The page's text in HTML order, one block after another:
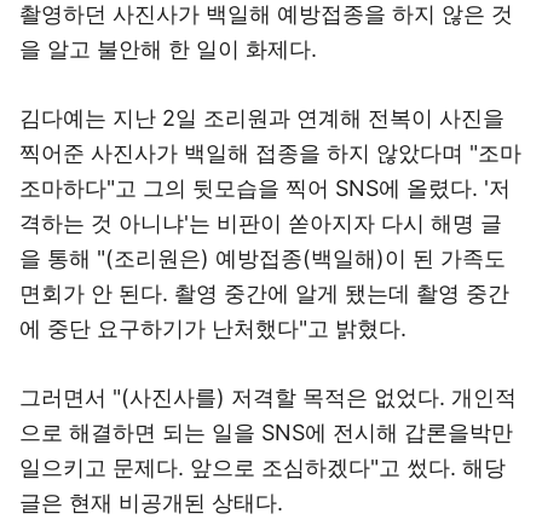
촬영하던 사진사가 백일해 예방접종을 하지 않은 것
을 알고 불안해 한 일이 화제다.
김다예는 지난 2일 조리원과 연계해 전복이 사진을
찍어준 사진사가 백일해 접종을 하지 않았다며 "조마
조마하다"고 그의 뒷모습을 찍어 SNS에 올렸다. '저
격하는 것 아니냐'는 비판이 쏟아지자 다시 해명 글
을 통해 "(조리원은) 예방접종(백일해)이 된 가족도
면회가 안 된다. 촬영 중간에 알게 됐는데 촬영 중간
에 중단 요구하기가 난처했다"고 밝혔다.
그러면서 "(사진사를) 저격할 목적은 없었다. 개인적
으로 해결하면 되는 일을 SNS에 전시해 갑론을박만
일으키고 문제다. 앞으로 조심하겠다"고 썼다. 해당
글은 현재 비공개된 상태다.